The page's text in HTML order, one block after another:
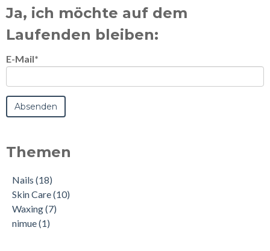
Ja, ich möchte auf dem
Laufenden bleiben:
E-Mail*
Themen
Nails (18)
Skin Care(10)
Waxing(7)
nimue(1)